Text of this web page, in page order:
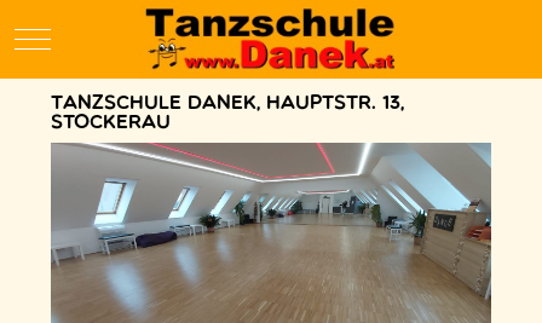
Mobile Menu Toggle
Tanzschule Danek, Hauptstr. 13,
Stockerau